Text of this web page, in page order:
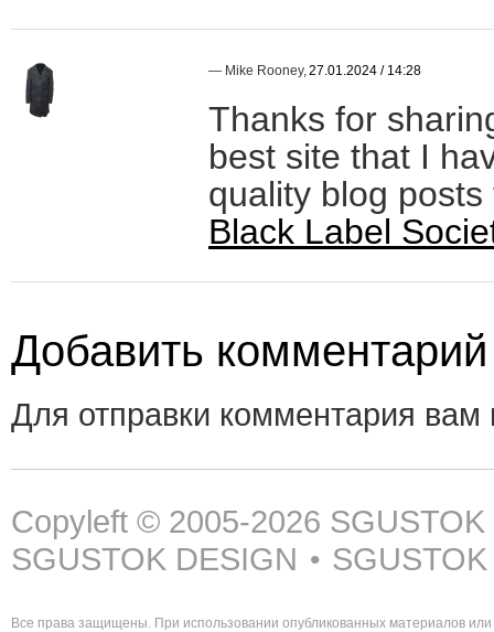
— Mike Rooney,27.01.2024 / 14:28
Thanks for
best site that I
quality blog
Black Label
Добавить комментарий
Для отправки комментария
Copyleft © 2005-2026
SGUSTOK DESIGN •
Все права защищены. При использовании опубликованных материалов